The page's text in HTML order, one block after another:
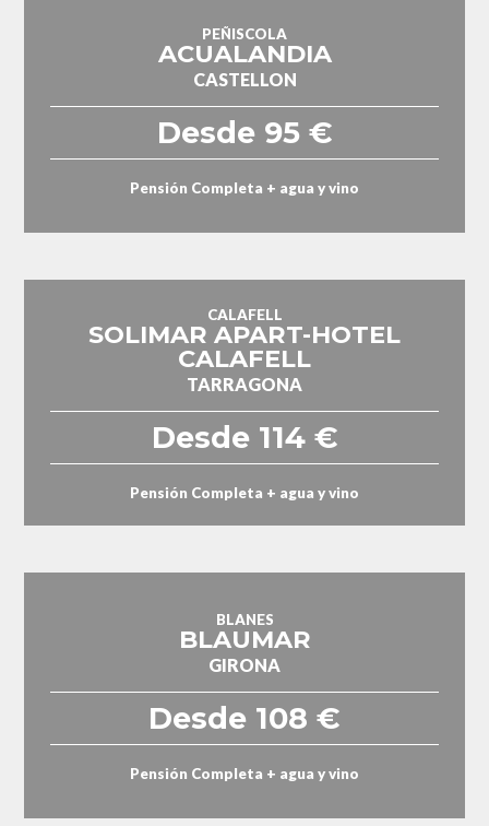
PEÑISCOLA
ACUALANDIA
CASTELLON
Desde 95 €
Pensión Completa + agua y vino
CALAFELL
SOLIMAR APART-HOTEL
CALAFELL
TARRAGONA
Desde 114 €
Pensión Completa + agua y vino
BLANES
BLAUMAR
GIRONA
Desde 108 €
Pensión Completa + agua y vino